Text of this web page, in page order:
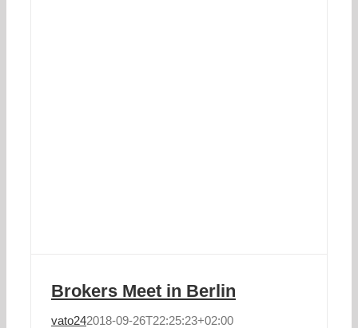
Brokers Meet in Berlin
vato242018-09-26T22:25:23+02:00